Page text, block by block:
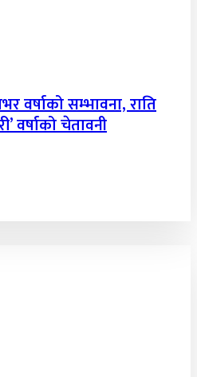
सम्भावना, राति
वर्षाको चेतावनी